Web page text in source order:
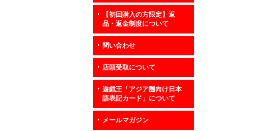
【初回購入の方限定】返
品・返金制度について
問い合わせ
店頭受取について
遊戯王「アジア圏向け日本
語表記カード」について
メールマガジン